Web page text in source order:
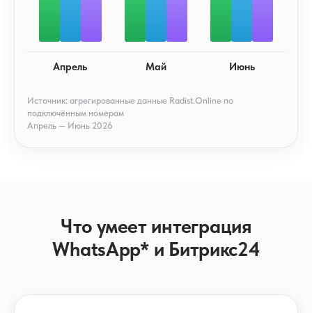
Апрель Май Июнь
Источник: агрегированные данные Radist.Online по
подключённым номерам
Апрель — Июнь 2026
Что умеет интеграция
WhatsApp* и Битрикс24